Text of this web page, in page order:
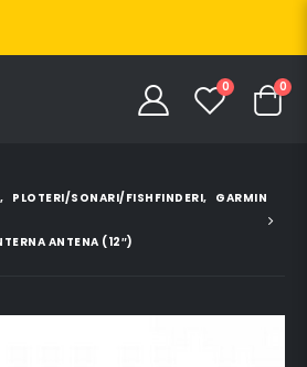
0 0
, PLOTERI/SONARI/FISHFINDERI, GARMIN
ANTENA (12″)